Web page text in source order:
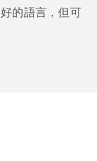
的語言，但可